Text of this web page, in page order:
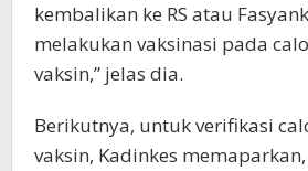
kembalikan ke RS atau
melakukan vaksinasi pada
vaksin,” jelas dia.
Berikutnya, untuk verifikasi
vaksin, Kadinkes